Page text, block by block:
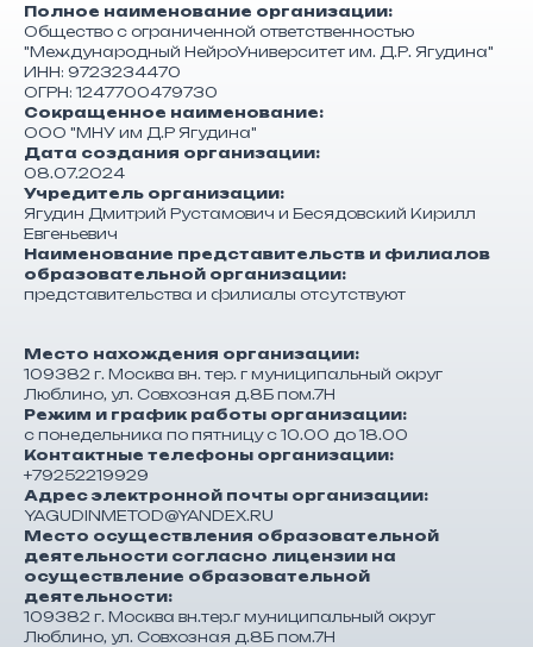
Полное наименование организации:
Общество с ограниченной ответственностью
"Международный НейроУниверситет им. Д.Р. Ягудина"
ИНН: 9723234470
ОГРН: 1247700479730
Сокращенное наименование:
ООО "МНУ им Д.Р Ягудина"
Дата создания организации:
08.07.2024
Учредитель организации:
Ягудин Дмитрий Рустамович и Бесядовский Кирилл
Евгеньевич
Наименование представительств и филиалов
образовательной организации:
представительства и филиалы отсутствуют
Место нахождения организации:
109382 г. Москва вн. тер. г муниципальный округ
Люблино, ул. Совхозная д.8Б пом.7Н
Режим и график работы организации:
с понедельника по пятницу с 10.00 до 18.00
Контактные телефоны организации:
+79252219929
Адрес электронной почты организации:
YAGUDINMETOD@YANDEX.RU
Место осуществления образовательной
деятельности согласно лицензии на
осуществление образовательной
деятельности:
109382 г. Москва вн.тер.г муниципальный округ
Люблино, ул. Совхозная д.8Б пом.7Н